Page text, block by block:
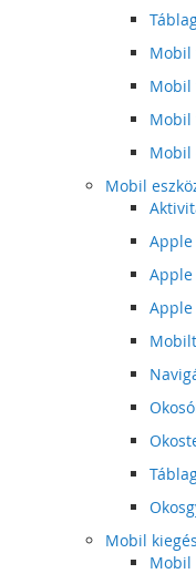
Mobil
Mobil
Mobil
Mobil
Mobil
Apple
Apple
Mobil
Mobil